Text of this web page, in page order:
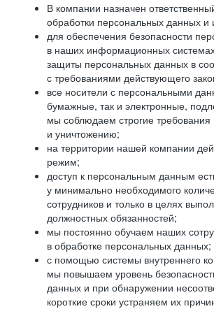
В компании назначен
обработки персональных данных и
для обеспечения безопасности
в наших информационных
защиты персональных данных в
с требованиями действующего
все носители с персональными
бумажные, так и электронные,
мы соблюдаем строгие
и уничтожению;
на территории нашей компании
режим;
доступ к персональным данным
у минимально необходимого
сотрудников и только в целях
должностных обязанностей;
мы постоянно обучаем наших
в обработке персональных данных;
с помощью системы внутреннего
мы повышаем уровень
данных и при обнаружении
короткие сроки устраняем их